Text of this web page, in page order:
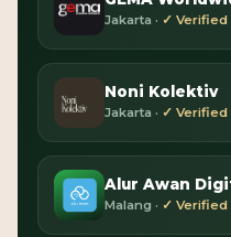
Jakarta · ✓ Verified
Noni Kolektiv
Jakarta · ✓ Verified
Alur Awan
Malang · ✓ Verified